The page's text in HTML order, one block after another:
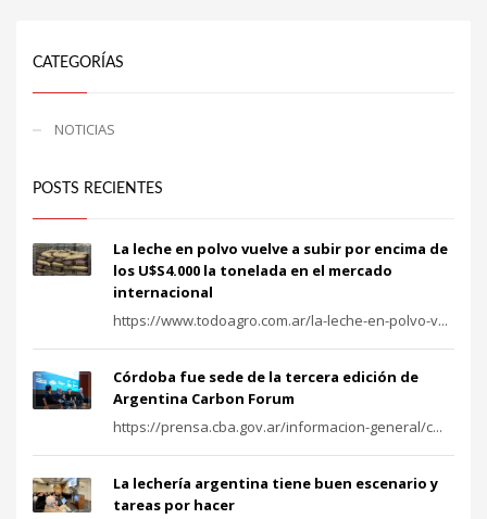
CATEGORÍAS
NOTICIAS
POSTS RECIENTES
La leche en polvo vuelve a subir por encima de
los U$S4.000 la tonelada en el mercado
internacional
https://www.todoagro.com.ar/la-leche-en-polvo-v...
Córdoba fue sede de la tercera edición de
Argentina Carbon Forum
https://prensa.cba.gov.ar/informacion-general/c...
La lechería argentina tiene buen escenario y
tareas por hacer